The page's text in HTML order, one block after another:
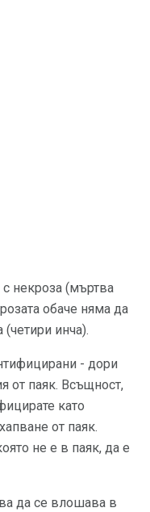
некроза (мъртва
обаче няма да
инча).
- дори
от паяк. Всъщност,
като
от паяк.
не е в паяк, да е
да се влошава в